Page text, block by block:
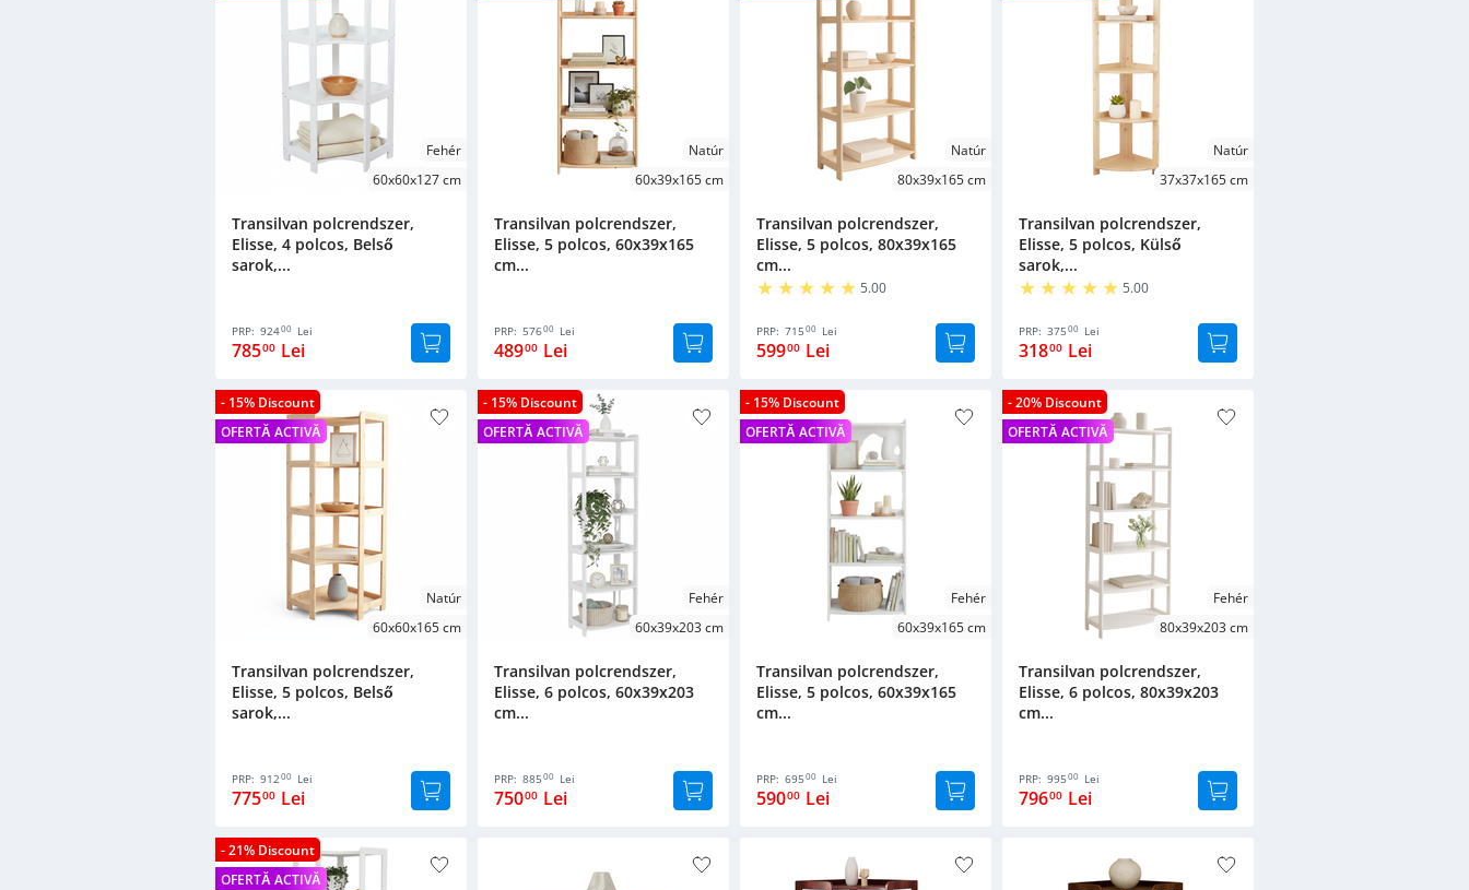
Fehér
60x60x127 cm
Transilvan polcrendszer,
Elisse, 4 polcos, Belső
sarok,...
PRP: 92400 Lei
78500 Lei
Natúr
60x39x165 cm
Transilvan polcrendszer,
Elisse, 5 polcos, 60x39x165
cm...
PRP: 57600 Lei
48900 Lei
Natúr
80x39x165 cm
Transilvan polcrendszer,
Elisse, 5 polcos, 80x39x165
cm...
5.00
PRP: 71500 Lei
59900 Lei
Natúr
37x37x165 cm
Transilvan polcrendszer,
Elisse, 5 polcos, Külső
sarok,...
5.00
PRP: 37500 Lei
31800 Lei
- 15% Discount
OFERTĂ ACTIVĂ
Natúr
60x60x165 cm
Transilvan polcrendszer,
Elisse, 5 polcos, Belső
sarok,...
PRP: 91200 Lei
77500 Lei
- 15% Discount
OFERTĂ ACTIVĂ
Fehér
60x39x203 cm
Transilvan polcrendszer,
Elisse, 6 polcos, 60x39x203
cm...
PRP: 88500 Lei
75000 Lei
- 15% Discount
OFERTĂ ACTIVĂ
Fehér
60x39x165 cm
Transilvan polcrendszer,
Elisse, 5 polcos, 60x39x165
cm...
PRP: 69500 Lei
59000 Lei
- 20% Discount
OFERTĂ ACTIVĂ
Fehér
80x39x203 cm
Transilvan polcrendszer,
Elisse, 6 polcos, 80x39x203
cm...
PRP: 99500 Lei
79600 Lei
- 21% Discount
OFERTĂ ACTIVĂ